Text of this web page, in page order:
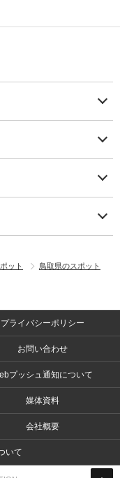
ット
鳥取県のスポット
プライバシーポリシー
お問い合わせ
プッシュ通知について
媒体資料
会社概要
いて